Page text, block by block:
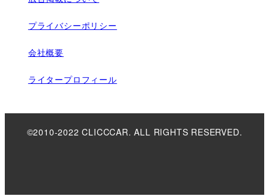
プライバシーポリシー
会社概要
ライタープロフィール
©2010-2022 CLICCCAR. ALL RIGHTS RESERVED.